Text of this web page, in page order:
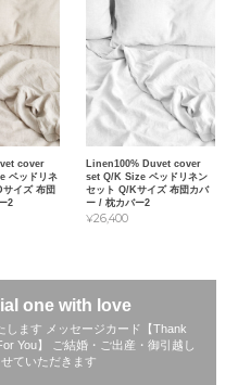
cover
ベッドリネ
サイズ 布団
2
Linen100% Duvet cover
set Q/K Size ベッドリネン
セット Q/Kサイズ 布団カバ
ー / 枕カバー2
¥26,400
one with love
します メッセージカード【Thank
You】 ご結婚・ご出産・御引越し
ていただきます